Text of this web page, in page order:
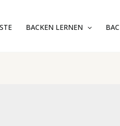
BACKEN LERNEN